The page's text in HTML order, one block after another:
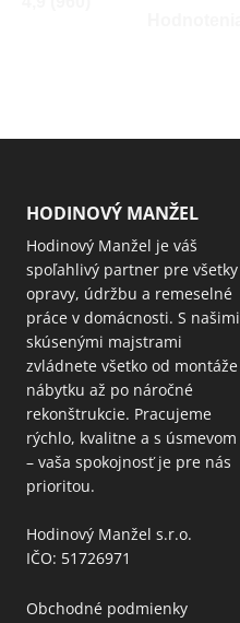
HODINOVÝ MANŽEL
Hodinový Manžel je váš
spoľahlivý partner pre všetky
opravy, údržbu a remeselné
práce v domácnosti. S našimi
skúsenými majstrami
zvládnete všetko od montáže
nábytku až po náročné
rekonštrukcie. Pracujeme
rýchlo, kvalitne a s úsmevom
– vaša spokojnosť je pre nás
prioritou.
Hodinový Manžel s.r.o.
IČO: 51726971
Obchodné podmienky